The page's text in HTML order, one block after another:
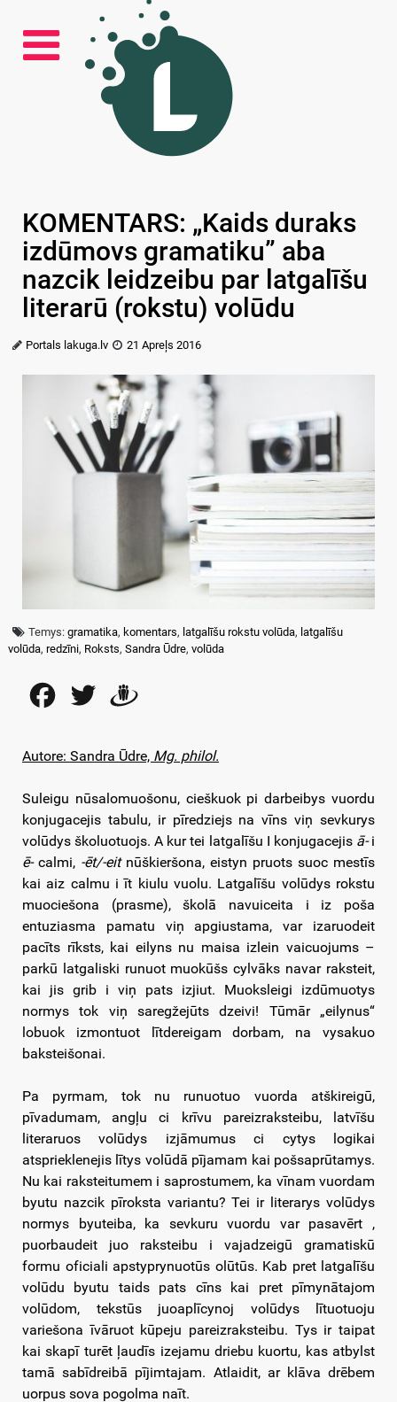
KOMENTARS: „Kaids duraks
izdūmovs gramatiku” aba
nazcik leidzeibu par latgalīšu
literarū (rokstu) volūdu
Portals lakuga.lv 21 Apreļs 2016
Temys:gramatika, komentars, latgalīšu rokstu volūda, latgalīšu
volūda, redzīni, Roksts, Sandra Ūdre, volūda
FacebookTwitter
Autore: Sandra Ūdre, Mg. philol.
Suleigu nūsalomuošonu, cieškuok pi darbeibys vuordu
konjugacejis tabulu, ir pīredziejs na vīns viņ sevkurys
volūdys školuotuojs. A kur tei latgalīšu I konjugacejis ā-i
ē-calmi, -ēt/-eit nūškieršona, eistyn pruots suoc mestīs
kai aiz calmu i īt kiulu vuolu. Latgalīšu volūdys rokstu
muociešona (prasme), školā navuiceita i iz poša
entuziasma pamatu viņ apgiustama, var izaruodeit
pacīts rīksts, kai eilyns nu maisa izlein vaicuojums –
parkū latgaliski runuot muokūšs cylvāks navar raksteit,
kai jis grib i viņ pats izjiut. Muoksleigi izdūmuotys
normys tok viņ saregžejūts dzeivi! Tūmār „eilynus“
lobuok izmontuot lītdereigam dorbam, na vysakuo
baksteišonai.
Pa pyrmam, tok nu runuotuo vuorda atškireigū,
pīvadumam, angļu ci krīvu pareizraksteibu, latvīšu
literaruos volūdys izjāmumus ci cytys logikai
atsprieklenejis lītys volūdā pījamam kai pošsaprūtamys.
Nu kai raksteitumem i saprostumem, ka vīnam vuordam
byutu nazcik pīroksta variantu? Tei ir literarys volūdys
normys byuteiba, ka sevkuru vuordu var pasavērt ,
puorbaudeit juo raksteibu i vajadzeigū gramatiskū
formu oficiali apstyprynuotūs olūtūs. Kab pret latgalīšu
volūdu byutu taids pats cīns kai pret pīmynātajom
volūdom, tekstūs juoaplīcynoj volūdys lītuotuoju
variešona īvāruot kūpeju pareizraksteibu. Tys ir taipat
kai skapī turēt ļaudīs izejamu driebu kuortu, kas atbylst
tamā sabīdreibā pījimtajam. Atlaidit, ar klāva drēbem
uorpus sova pogolma naīt.